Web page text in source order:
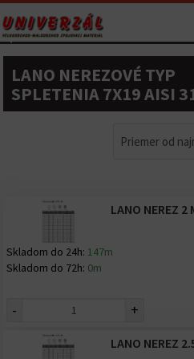
LANO NEREZOVÉ TYP
SPLETENIA 7X19 AISI
Priemer od
LANO NEREZ 2
Skladom do 24h: 147m
Skladom do 72h: 0m
- +
LANO NEREZ